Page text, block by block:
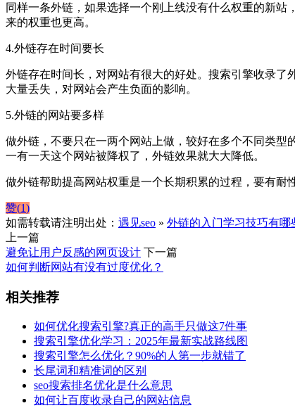
同样一条外链，如果选择一个刚上线没有什么权重的新
来的权重也更高。
4.外链存在时间要长
外链存在时间长，对网站有很大的好处。搜索引擎收录
大量丢失，对网站会产生负面的影响。
5.外链的网站要多样
做外链，不要只在一两个网站上做，较好在多个不同类
一有一天这个网站被降权了，外链效果就大大降低。
做外链帮助提高网站权重是一个长期积累的过程，要有耐
赞(1)
如需转载请注明出处： 遇见seo » 外链的入门学习技巧有哪
上一篇
避免让用户反感的网页设计 下一篇
如何判断网站有没有过度优化？
相关推荐
如何优化搜索引擎?真正的高手只做这7件事
搜索引擎优化学习：2025年最新实战路线图
搜索引擎怎么优化？90%的人第一步就错了
长尾词和精准词的区别
seo搜索排名优化是什么意思
如何让百度收录自己的网站信息